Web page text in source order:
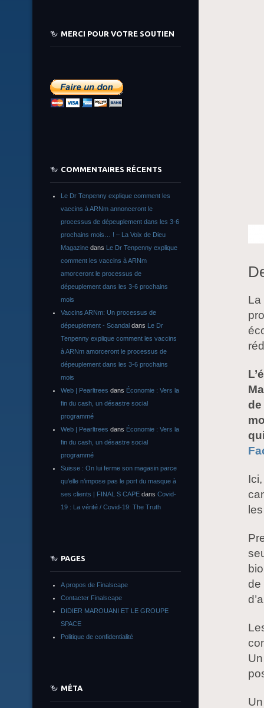
La
de
de
MERCI POUR VOTRE SOUTIEN
COMMENTAIRES RÉCENTS
Le Dr Tenpenny explique comment les
vaccins à ARNm annonceront le
processus de dépeuplement dans les 3-6
prochains mois… ! – La Voix de Dieu
Magazine dans Le Dr Tenpenny explique
comment les vaccins à ARNm
amorceront le processus de
dépeuplement dans les 3-6 prochains
mois
Vaccins ARNm: Un processus de
dépeuplement - Scandal dans Le Dr
Tenpenny explique comment les vaccins
à ARNm amorceront le processus de
dépeuplement dans les 3-6 prochains
mois
Web | Pearltrees dans Économie : Vers la
fin du cash, un désastre social
programmé
Web | Pearltrees dans Économie : Vers la
fin du cash, un désastre social
programmé
Suisse : On lui ferme son magasin parce
qu’elle n’impose pas le port du masque à
ses clients | FINAL S CAPE dans Covid-
19 : La vérité / Covid-19: The Truth
PAGES
A propos de Finalscape
Contacter Finalscape
DIDIER MAROUANI ET LE GROUPE
SPACE
Politique de confidentialité
MÉTA